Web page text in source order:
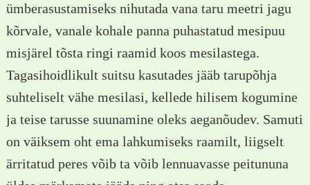
ümberasustamiseks nihutada vana taru meetri jagu
kõrvale, vanale kohale panna puhastatud mesipuu
misjärel tõsta ringi raamid koos mesilastega.
Tagasihoidlikult suitsu kasutades jääb tarupõhja
suhteliselt vähe mesilasi, kellede hilisem kogumine
ja teise tarusse suunamine oleks aeganõudev. Samuti
on väiksem oht ema lahkumiseks raamilt, liigselt
ärritatud peres võib ta võib lennuavasse peitununa